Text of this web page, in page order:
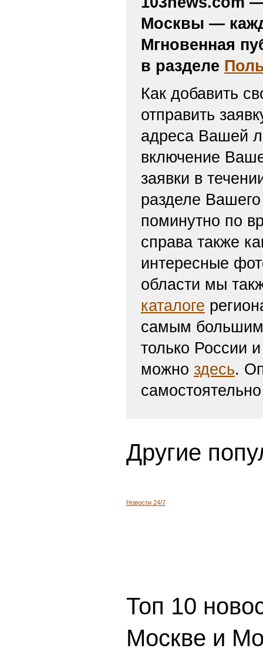
Москвы —
Мгновенная
в разделе
Как добавить
отправить
адреса Вашей
включение
заявки в
разделе
поминутно по
справа также
интересные
области мы
каталоге
самым большим
только России
можно здесь.
Другие
Новости 24/7
Топ 10
Москве и